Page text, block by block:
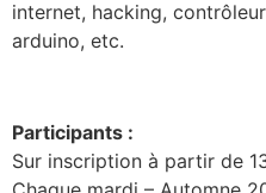
internet, hacking,
arduino, etc.
Participants :
Sur inscription à partir de